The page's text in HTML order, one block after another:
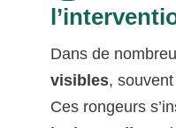
Dans de
visibles,
Ces rongeurs